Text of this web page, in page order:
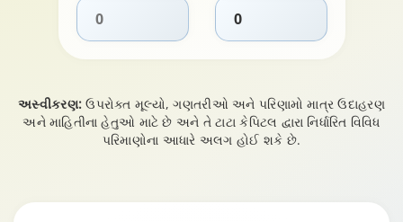
અસ્વીકરણ: ઉપરોક્ત મૂલ્યો, ગણતરીઓ અને પરિણામો માત્ર ઉદાહરણ
અને માહિતીના હેતુઓ માટે છે અને તે ટાટા કેપિટલ દ્વારા નિર્ધારિત વિવિધ
પરિમાણોના આધારે અલગ હોઈ શકે છે.